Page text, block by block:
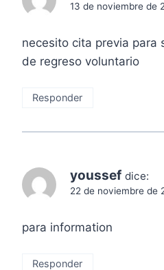
13 de noviembre de
necesito cita previa para
de regreso voluntario
Responder
youssef dice:
22 de noviembre de
para information
Responder